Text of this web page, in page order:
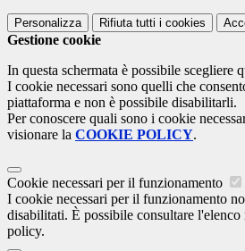
Personalizza Rifiuta tutti i cookies
Gestione cookie
In questa schermata è possibile scegliere
I cookie necessari sono quelli che
piattaforma e non è possibile disabilitarli.
Per conoscere quali sono i cookie
visionare la COOKIE POLICY.
Cookie necessari per il funzionamento
I cookie necessari per il funzionamento
disabilitati. È possibile consultare
policy.